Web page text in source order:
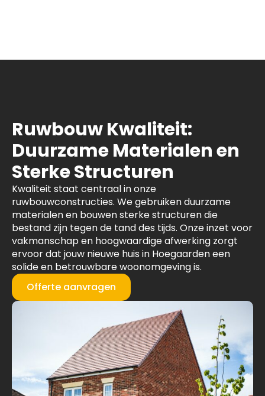
Ruwbouw Kwaliteit:
Duurzame Materialen en
Sterke Structuren
Kwaliteit staat centraal in onze
ruwbouwconstructies. We gebruiken duurzame
materialen en bouwen sterke structuren die
bestand zijn tegen de tand des tijds. Onze inzet voor
vakmanschap en hoogwaardige afwerking zorgt
ervoor dat jouw nieuwe huis in Hoegaarden een
solide en betrouwbare woonomgeving is.
Offerte aanvragen